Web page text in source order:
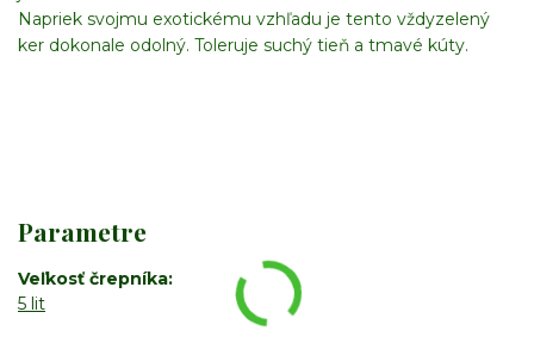
Napriek svojmu exotickému vzhľadu je tento vždyzelený
ker dokonale odolný. Toleruje suchý tieň a tmavé kúty.
Parametre
Veľkosť črepníka
5 lit